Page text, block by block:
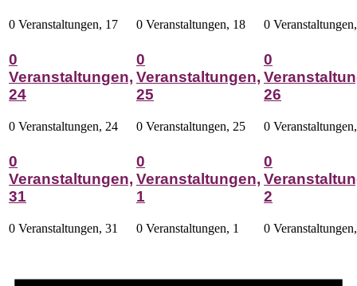
0 Veranstaltungen, 17 0 Veranstaltungen, 18 0
0
Veranstaltungen,
24
0 Veranstaltungen, 24
0
Veranstaltungen,
25
0 Veranstaltungen, 25
0
26
0
0
Veranstaltungen,
31
0 Veranstaltungen, 31
0
Veranstaltungen,
1
0 Veranstaltungen, 1
0
2
0